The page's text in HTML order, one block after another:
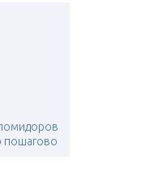
пошагово